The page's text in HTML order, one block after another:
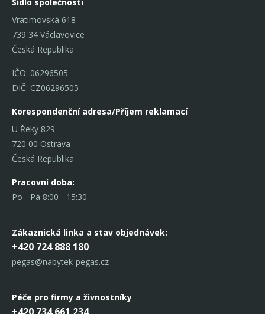
Vratimovská 618
739 34 Václavovice
Česká Republika
IČO: 06296505
DIČ: CZ06296505
Korespondenční adresa/Příjem reklamací
U Řeky 829
720 00 Ostrava
Česká Republika
Pracovní doba:
Po - Pá 8:00 - 15:30
Zákaznická linka a stav objednávek:
+420 724 888 180
pegas@nabytek-pegas.cz
Péče pro firmy a živnostníky